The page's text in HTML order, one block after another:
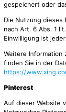
gespeichert oder
Die Nutzung dieses
nach Art. 6 Abs. 1
Einwilligung ist
Weitere Information
finden Sie in der
https://
Pinterest
Auf dieser Website